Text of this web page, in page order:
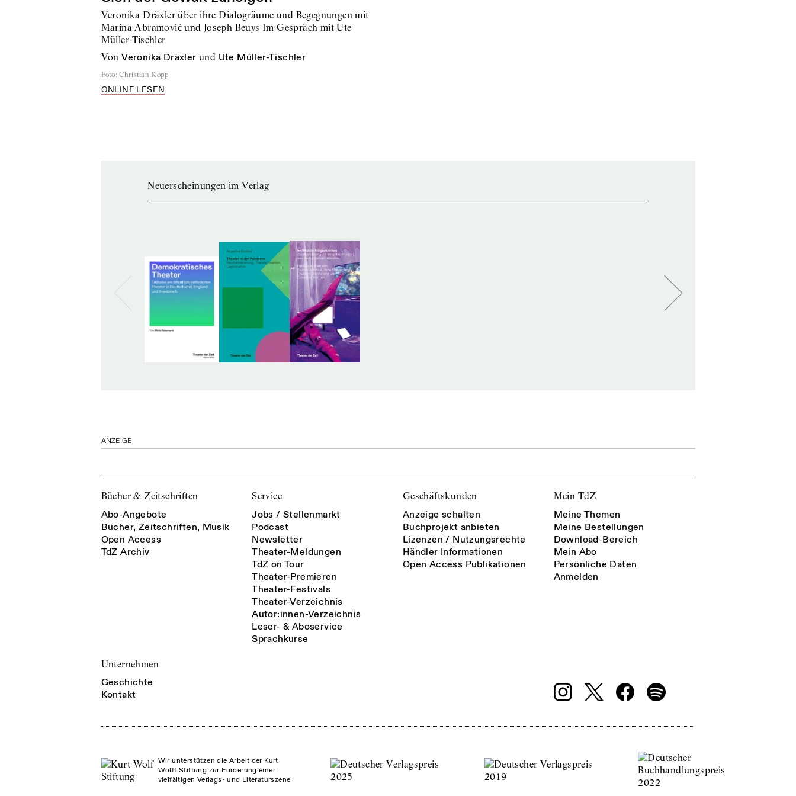
Veronika Dräxler über ihre Dialogräume und Begegnungen mit
Marina Abramović und Joseph Beuys Im Gespräch mit Ute
Müller-Tischler
von Veronika Dräxler und Ute Müller-Tischler
Foto: Christian Kopp
ONLINE LESEN
Neuerscheinungen im Verlag
ANZEIGE
Bücher & Zeitschriften
Abo-Angebote
Bücher, Zeitschriften, Musik
Open Access
TdZ Archiv
Service
Jobs / Stellenmarkt
Podcast
Newsletter
Theater-Meldungen
TdZ on Tour
Theater-Premieren
Theater-Festivals
Theater-Verzeichnis
Autor:innen-Verzeichnis
Leser- & Aboservice
Sprachkurse
Geschäftskunden
Anzeige schalten
Buchprojekt anbieten
Lizenzen / Nutzungsrechte
Händler Informationen
Open Access Publikationen
Mein TdZ
Meine Themen
Meine Bestellungen
Download-Bereich
Mein Abo
Persönliche Daten
Anmelden
Unternehmen
Geschichte
Kontakt
Wir unterstützen die Arbeit der Kurt
Wolff Stiftung zur Förderung einer
vielfältigen Verlags- und Literaturszene